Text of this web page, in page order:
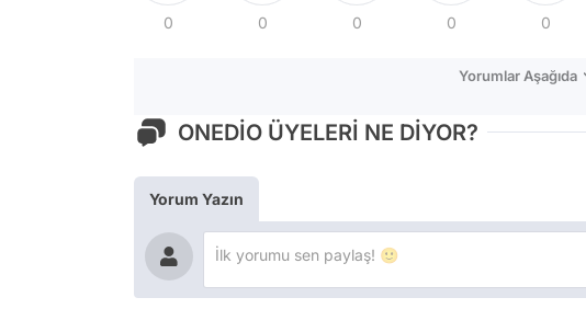
0 0 0 0 0
Yorumlar Aşağıda
ONEDİO ÜYELERİ NE DİYOR?
Yorum Yazın